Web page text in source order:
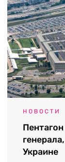
НОВОСТИ
Украине